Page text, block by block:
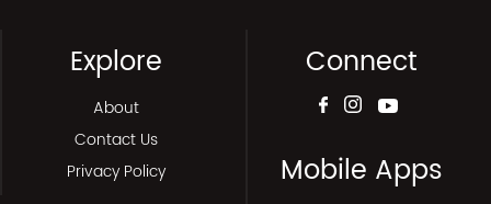
Explore
About
Contact Us
Privacy Policy
Connect
Mobile Apps